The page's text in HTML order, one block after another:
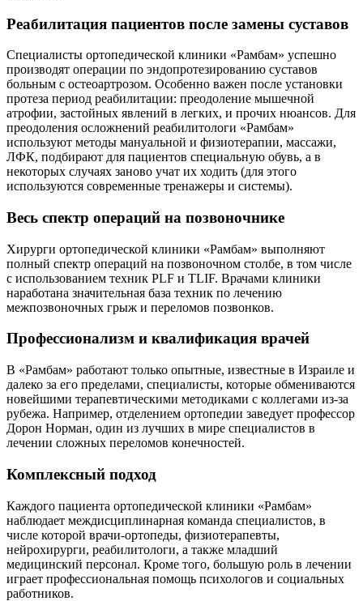
Реабилитация пациентов после замены суставов
Специалисты ортопедической клиники «Рамбам» успешно
производят операции по эндопротезированию суставов
больным с остеоартрозом. Особенно важен после установки
протеза период реабилитации: преодоление мышечной
атрофии, застойных явлений в легких, и прочих нюансов. Для
преодоления осложнений реабилитологи «Рамбам»
используют методы мануальной и физиотерапии, массажи,
ЛФК, подбирают для пациентов специальную обувь, а в
некоторых случаях заново учат их ходить (для этого
используются современные тренажеры и системы).
Весь спектр операций на позвоночнике
Хирурги ортопедической клиники «Рамбам» выполняют
полный спектр операций на позвоночном столбе, в том числе
с использованием техник PLF и TLIF. Врачами клиники
наработана значительная база техник по лечению
межпозвоночных грыж и переломов позвонков.
Профессионализм и квалификация врачей
В «Рамбам» работают только опытные, известные в Израиле и
далеко за его пределами, специалисты, которые обмениваются
новейшими терапевтическими методиками с коллегами из-за
рубежа. Например, отделением ортопедии заведует профессор
Дорон Норман, один из лучших в мире специалистов в
лечении сложных переломов конечностей.
Комплексный подход
Каждого пациента ортопедической клиники «Рамбам»
наблюдает междисциплинарная команда специалистов, в
числе которой врачи-ортопеды, физиотерапевты,
нейрохирурги, реабилитологи, а также младший
медицинский персонал. Кроме того, большую роль в лечении
играет профессиональная помощь психологов и социальных
работников.